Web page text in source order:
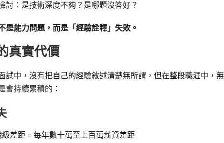
討：是技術深度不夠？是哪題沒答好？
是能力問題，而是「經驗詮釋」失敗。
真實代價
試中，沒有把自己的經驗敘述清楚無所謂，但在整段職涯中，無
會持續累積的：
級差距 = 每年數十萬至上百萬薪資差距